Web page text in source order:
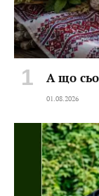
А що
01.08.2026